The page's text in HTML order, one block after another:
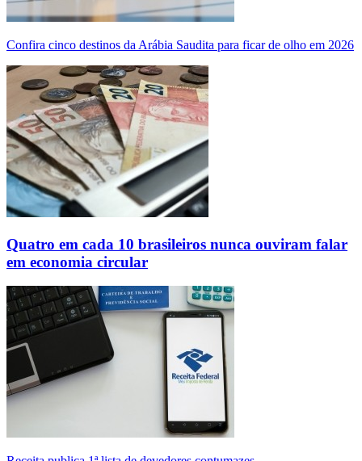
Confira cinco destinos da Arábia Saudita para ficar de olho em 2026
Quatro em cada 10 brasileiros nunca ouviram falar
em economia circular